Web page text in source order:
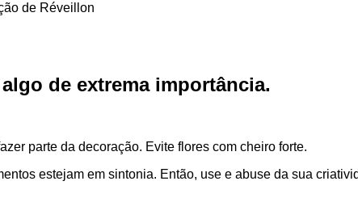
algo de extrema importância.
parte da decoração. Evite flores com cheiro forte.
estejam em sintonia. Então, use e abuse da sua